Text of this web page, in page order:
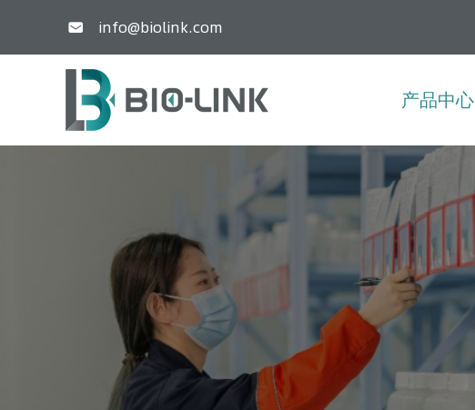
 info@biolink.com
产品中心